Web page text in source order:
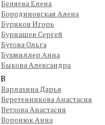
Беляева Елена
Бородиновская Алена
Буриков Игорь
Бурнашев Сергей
Бутова Ольга
Бухмиллер Анна
Быкова Александра
В
Варлахина Дарья
Веретенникова Анастасия
Ветхова Анастасия
Воронюк Анна